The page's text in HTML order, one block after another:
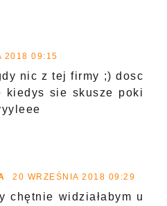
2018 09:15
nic z tej firmy ;) dosc
kiedys sie skusze poki
20 WRZEŚNIA 2018 09:29
chętnie widziałabym u